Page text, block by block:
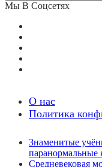
Мы В Соцсетях
О нас
Политика
Знаменитые
паранормальные
Средневековая